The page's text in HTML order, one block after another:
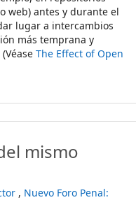
web) antes y durante el
lugar a intercambios
más temprana y
The Effect of Open
mismo
, Nuevo Foro Penal: